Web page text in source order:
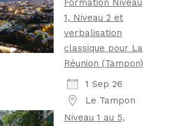
Formation Niveau
1, Niveau 2 et
verbalisation
classique pour La
Réunion (Tampon)
1 Sep 26
Le Tampon
Niveau 1 au 5,